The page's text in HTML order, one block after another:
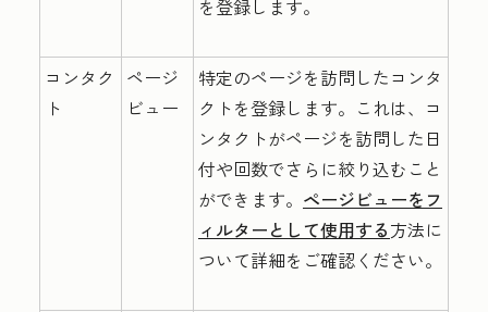
を登録します。
コンタク
ト
ページ
ビュー
特定のページを訪問したコンタ
クトを登録します。これは、コ
ンタクトがページを訪問した日
付や回数でさらに絞り込むこと
ができます。 ページビューをフ
ィルターとして使用する方法に
ついて詳細をご確認ください。